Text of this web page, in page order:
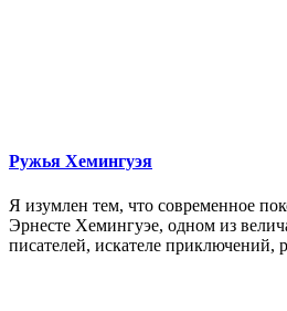
Ружья Хемингуэя
Я изумлен тем, что современное
Эрнесте Хемингуэе, одном из
писателей, искателе приключений,